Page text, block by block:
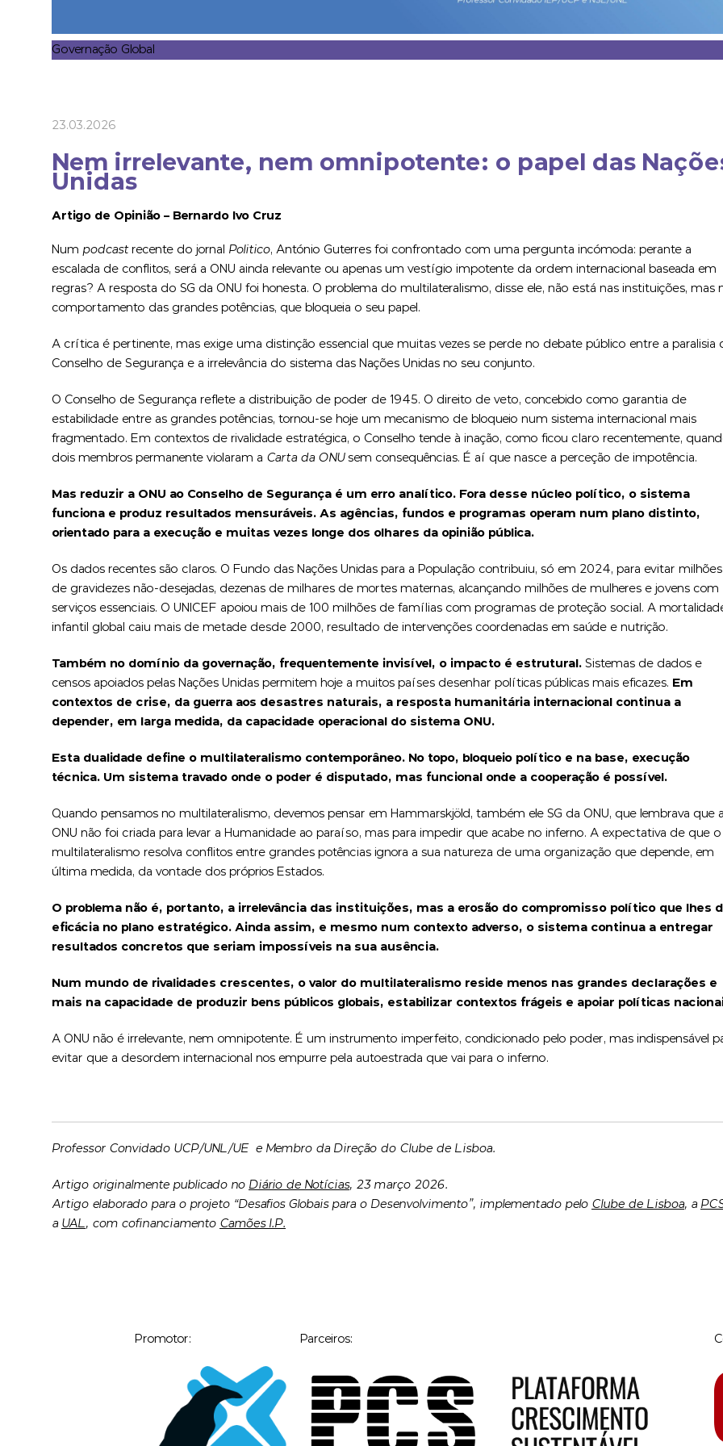
Governação Global
23.03.2026
Nem irrelevante, nem omnipotente: o papel das
Unidas
Artigo de Opinião – Bernardo Ivo Cruz
Num podcastrecente do jornal Politico, António Guterres foi confrontado com uma pergunta incómoda: perante a
escalada de conflitos, será a ONU ainda relevante ou apenas um vestígio impotente da ordem internacional baseada em
regras? A resposta do SG da ONU foi honesta. O problema do multilateralismo, disse ele, não está nas instituições, mas
comportamento das grandes potências, que bloqueia o seu papel.
A crítica é pertinente, mas exige uma distinção essencial que muitas vezes se perde no debate público entre a paralisia
Conselho de Segurança e a irrelevância do sistema das Nações Unidas no seu conjunto.
O Conselho de Segurança reflete a distribuição de poder de 1945. O direito de veto, concebido como garantia de
estabilidade entre as grandes potências, tornou-se hoje um mecanismo de bloqueio num sistema internacional mais
fragmentado. Em contextos de rivalidade estratégica, o Conselho tende à inação, como ficou claro recentemente,
dois membros permanente violaram a Carta da ONUsem consequências. É aí que nasce a perceção de impotência.
Mas reduzir a ONU ao Conselho de Segurança é um erro analítico. Fora desse núcleo político, o sistema
funciona e produz resultados mensuráveis. As agências, fundos e programas operam num plano distinto,
orientado para a execução e muitas vezes longe dos olhares da opinião pública.
Os dados recentes são claros. O Fundo das Nações Unidas para a População contribuiu, só em 2024, para evitar milhões
de gravidezes não-desejadas, dezenas de milhares de mortes maternas, alcançando milhões de mulheres e jovens com
serviços essenciais. O UNICEF apoiou mais de 100 milhões de famílias com programas de proteção social. A
infantil global caiu mais de metade desde 2000, resultado de intervenções coordenadas em saúde e nutrição.
Também no domínio da governação, frequentemente invisível, o impacto é estrutural. Sistemas de dados e
censos apoiados pelas Nações Unidas permitem hoje a muitos países desenhar políticas públicas mais eficazes. Em
contextos de crise, da guerra aos desastres naturais, a resposta humanitária internacional continua a
depender, em larga medida, da capacidade operacional do sistema ONU.
Esta dualidade define o multilateralismo contemporâneo. No topo, bloqueio político e na base, execução
técnica. Um sistema travado onde o poder é disputado, mas funcional onde a cooperação é possível.
Quando pensamos no multilateralismo, devemos pensar em Hammarskjöld, também ele SG da ONU, que lembrava que a
ONU não foi criada para levar a Humanidade ao paraíso, mas para impedir que acabe no inferno. A expectativa de que o
multilateralismo resolva conflitos entre grandes potências ignora a sua natureza de uma organização que depende, em
última medida, da vontade dos próprios Estados.
O problema não é, portanto, a irrelevância das instituições, mas a erosão do compromisso político que lhes
eficácia no plano estratégico. Ainda assim, e mesmo num contexto adverso, o sistema continua a entregar
resultados concretos que seriam impossíveis na sua ausência.
Num mundo de rivalidades crescentes, o valor do multilateralismo reside menos nas grandes declarações e
mais na capacidade de produzir bens públicos globais, estabilizar contextos frágeis e apoiar políticas
A ONU não é irrelevante, nem omnipotente. É um instrumento imperfeito, condicionado pelo poder, mas indispensável
evitar que a desordem internacional nos empurre pela autoestrada que vai para o inferno.
Professor Convidado UCP/UNL/UE e Membro da Direção do Clube de Lisboa.
Artigo originalmente publicado no Diário de Notícias, 23 março 2026.
Artigo elaborado para o projeto “Desafios Globais para o Desenvolvimento”, implementado pelo Clube de Lisboa, a
a UAL, com cofinanciamento Camões I.P.
Promotor: Parceiros: